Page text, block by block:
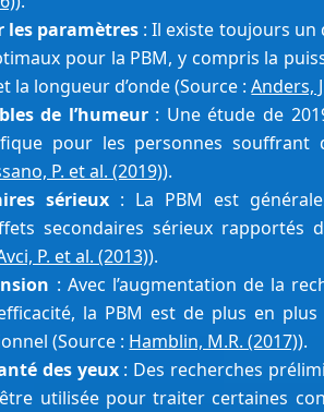
les paramètres : Il existe toujours
pour la PBM, y compris la
la longueur d’onde (Source : Anders,
de l’humeur : Une étude de
pour les personnes souffrant
P. et al. (2019)).
sérieux : La PBM est
secondaires sérieux rapportés
P. et al. (2013)).
: Avec l’augmentation de la
la PBM est de plus en plus
(Source : Hamblin, M.R. (2017)).
des yeux : Des recherches
utilisée pour traiter certaines